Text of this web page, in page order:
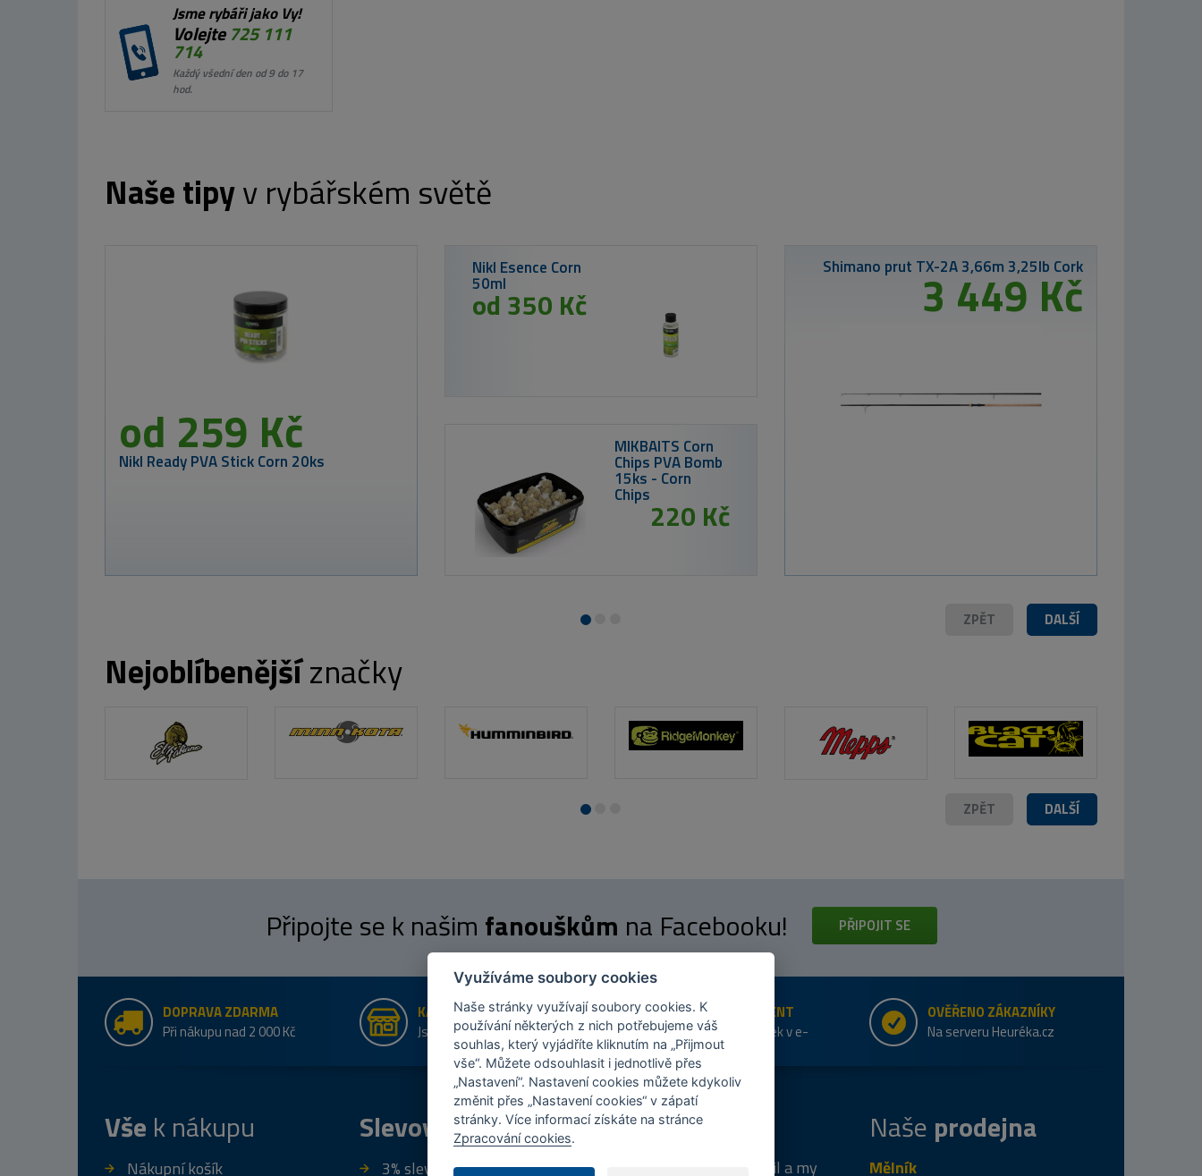
Jsme rybáři jako Vy!
Volejte725 111
714
Každý všední den od 9 do 17
hod.
Naše tipyv rybářském světě
MIKBAITS Corn
Chips PVA Bomb
Shimano prut TX-2A 3,66m 3,25lb Cork
3 449 Kč
od 69 Kč
Westin Wobler
ID-Crank 1,5
4,8cm 8,5g Matt
Tiger
DALŠÍ
ZPĚT
Nejoblíbenějšíznačky
DALŠÍ
ZPĚT
Připojte se k našim fanouškům na Facebooku! PŘIPOJIT SE
DOPRAVA ZDARMA
Při nákupu nad 2 000 Kč
KAMENNÉ PRODEJNY
Jsme na trhu více než 10 let
ŠIROKÝ SORTIMENT
Přes 20 tis. položek v e-
shopu
OVĚŘENO ZÁKAZNÍKY
Na serveru Heuréka.cz
Vše k nákupu
Nákupní košík
Slevový program
3% sleva za registraci
Tipyk nákupu
Napište nám svůj e-mail a my
Naše prodejna
Mělník
Využíváme soubory cookies
Naše stránky využívají soubory cookies. K
používání některých z nich potřebujeme váš
souhlas, který vyjádříte kliknutím na „Přijmout
vše“. Můžete odsouhlasit i jednotlivě přes
„Nastavení“. Nastavení cookies můžete kdykoliv
změnit přes „Nastavení cookies“ v zápatí
stránky. Více informací získáte na stránce
Zpracování cookies.